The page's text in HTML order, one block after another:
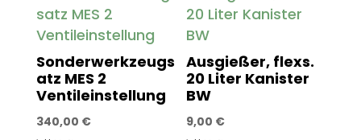
Sonderwerkzeugs
atz MES 2
Ventileinstellung
340,00 €
Ausgießer, flexs.
20 Liter Kanister
BW
9,00 €